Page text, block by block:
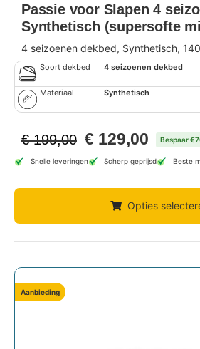
Passie voor Slapen 4
Synthetisch (supersofte
4 seizoenen dekbed, Synthetisch,
Soort dekbed 4 seizoenen dekbed
Materiaal Synthetisch
€199,00 € 129,00 Bespaar
Snelle leveringen Scherp geprijsd Beste
Opties
Aanbieding